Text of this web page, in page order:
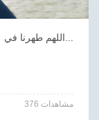
376 مشاهدات